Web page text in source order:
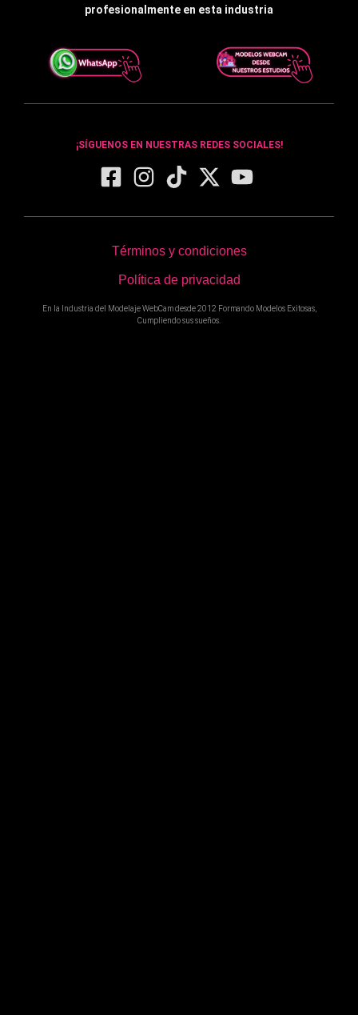
profesionalmente en esta industria
¡SÍGUENOS EN NUESTRAS REDES SOCIALES!
Términos y condiciones
Política de privacidad
En la Industria del Modelaje WebCam desde 2012 Formando Modelos Exitosas,
Cumpliendo sus sueños.